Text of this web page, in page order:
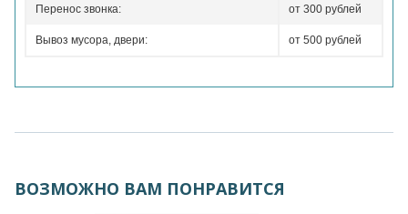
Перенос звонка: от 300 рублей
Вывоз мусора, двери: от 500 рублей
ВОЗМОЖНО ВАМ ПОНРАВИТСЯ